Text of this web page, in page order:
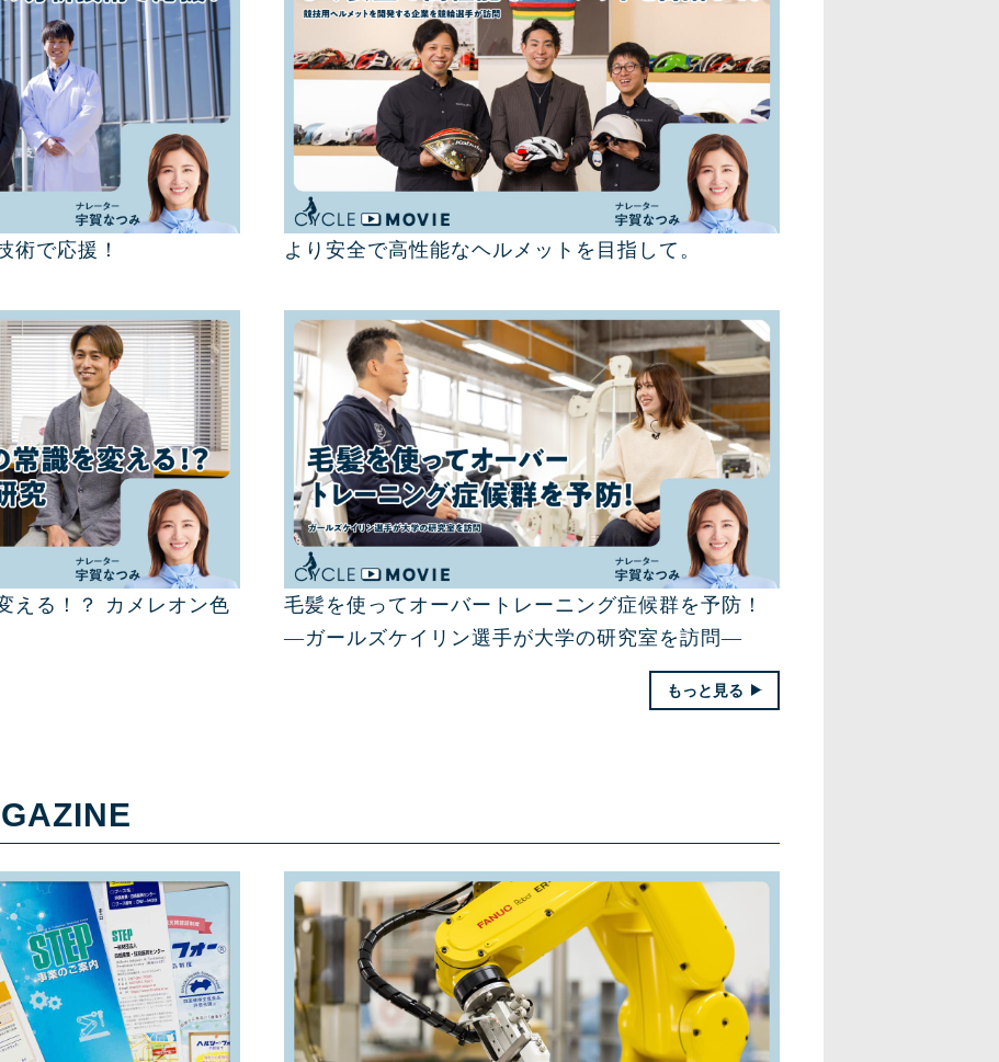
術で応援！ より安全で高性能なヘルメットを目指して。
える！？ カメレオン色
毛髪を使ってオーバートレーニング症候群を予防！
―ガールズケイリン選手が大学の研究室を訪問―
もっと見る